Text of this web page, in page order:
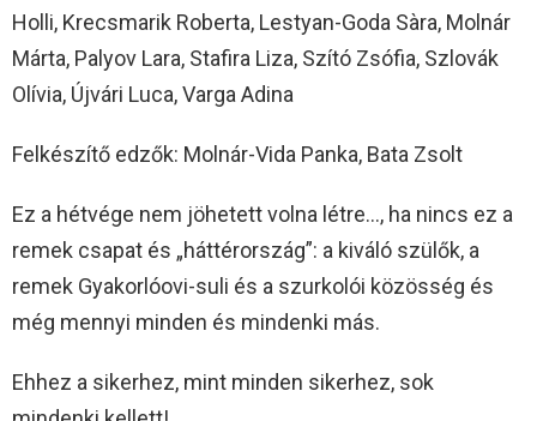
Holli, Krecsmarik Roberta, Lestyan-Goda Sàra, Molnár
Márta, Palyov Lara, Stafira Liza, Szító Zsófia, Szlovák
Olívia, Újvári Luca, Varga Adina
Felkészítő edzők: Molnár-Vida Panka, Bata Zsolt
Ez a hétvége nem jöhetett volna létre…, ha nincs ez a
remek csapat és „háttérország”: a kiváló szülők, a
remek Gyakorlóovi-suli és a szurkolói közösség és
még mennyi minden és mindenki más.
Ehhez a sikerhez, mint minden sikerhez, sok